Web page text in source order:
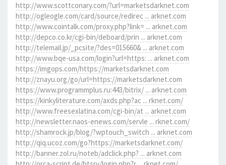
http://www.scottconary.com/?url=marketsdarknet.com
http://ogleogle.com/card/source/redirec ... arknet.com
http://www.cointalk.com/proxy.php?link= ... arknet.com
http://depco.co.kr/cgi-bin/deboard/prin ... arknet.com
http://telemail.jp/_pcsite/?des=015660& ... arknet.com
http://www.bqe-usa.com/login?url=https: ... arknet.com
https://imgops.com/https://marketsdarknet.com
http://znayu.org/go/url=https://marketsdarknet.com
https://www.programmplus.ru:443/bitrix/ ... arknet.com
https://kinkyliterature.com/axds.php?ac ... rknet.com/
http://www.freesexlatina.com/cgi-bin/at ... arknet.com
http://newsletter.naos-enews.com/servle ... rknet.com/
http://shamrock.jp/blog/?wptouch_switch ... arknet.com
http://qiq.ucoz.com/go?https://marketsdarknet.com/
http://banner.zol.ru/noteb/adclick.php? ... arknet.com